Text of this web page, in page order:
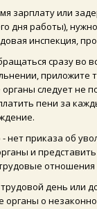
зарплату или
дня работы),
инспекция,
сразу во
следует не
пени за
нет приказа об
и
отношения
день или
органы о